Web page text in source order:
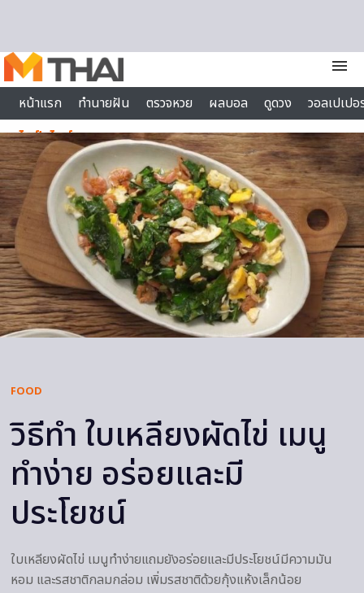
menu
หน้าแรก
ทำนายฝัน ตรวจหวย ผลบอล ดูดวง
วอลเปเป
ไลฟ์สไตล์
FOOD
วิธีทำ ใบเหลียงผัดไข่ เมนู
ทำง่าย อร่อยและมี
ประโยชน์
ใบเหลียงผัดไข่ เมนูทำง่ายแถมยังอร่อยและมีประโยชน์มีความมัน
หอม และรสชาติกลมกล่อม เพิ่มรสชาติด้วยกุ้งแห้งเล็กน้อย